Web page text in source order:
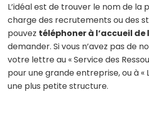
L’idéal est de trouver le nom de la
charge des recrutements ou des
pouvez téléphoner à l’accueil de
demander. Si vous n’avez pas de
votre lettre au « Service des
pour une grande entreprise, ou à «
une plus petite structure.